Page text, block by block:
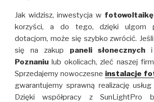
Jak widzisz, inwestycja w fotowoltaikę
korzyści, a do tego, dzięki ulgom
dotacjom, może się szybko zwrócić.
się na zakup paneli słonecznych i
Poznaniulub okolicach, zleć naszej
Sprzedajemy nowoczesne instalacje
gwarantujemy sprawną realizację
Dzięki współpracy z SunLightPro